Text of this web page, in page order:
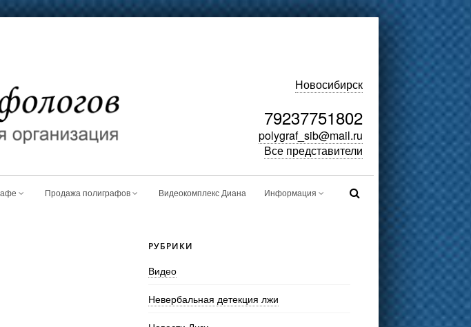
Новосибирск
79237751802
polygraf_sib@mail.ru
Все представители
Продажа полиграфов Видеокомплекс Диана Информация
РУБРИКИ
Видео
Невербальная детекция лжи